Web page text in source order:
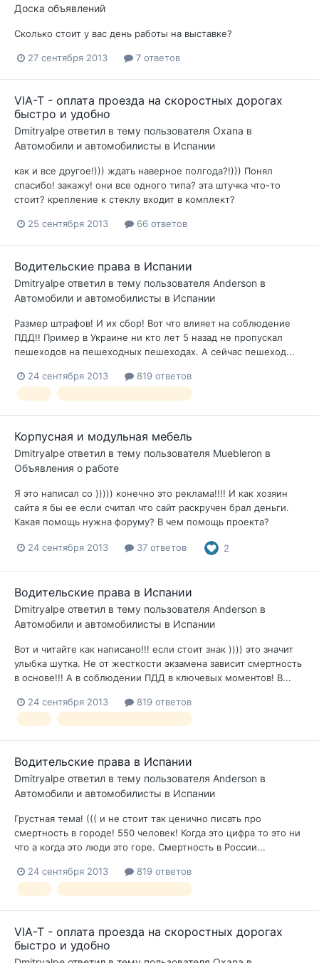
Доска объявлений
Сколько стоит у вас день работы на выставке?
27 сентября 2013 7 ответов
VIA-T - оплата проезда на скоростных дорогах
быстро и удобно
Dmitryalpe ответил в тему пользователя Oxana в
Автомобили и автомобилисты в Испании
как и все другое!))) ждать наверное полгода?!))) Понял
спасибо! закажу! они все одного типа? эта штучка что-то
стоит? крепление к стеклу входит в комплект?
25 сентября 2013 66 ответов
Водительские права в Испании
Dmitryalpe ответил в тему пользователя Anderson в
Автомобили и автомобилисты в Испании
Размер штрафов! И их сбор! Вот что влияет на соблюдение
ПДД!! Пример в Украине ни кто лет 5 назад не пропускал
пешеходов на пешеходных пешеходах. А сейчас пешеход...
24 сентября 2013 819 ответов
Корпусная и модульная мебель
Dmitryalpe ответил в тему пользователя Muebleron в
Объявления о работе
Я это написал со ))))) конечно это реклама!!!! И как хозяин
сайта я бы ее если считал что сайт раскручен брал деньги.
Какая помощь нужна форуму? В чем помощь проекта?
24 сентября 2013 37 ответов 2
Водительские права в Испании
Dmitryalpe ответил в тему пользователя Anderson в
Автомобили и автомобилисты в Испании
Вот и читайте как написано!!! если стоит знак )))) это значит
улыбка шутка. Не от жесткости экзамена зависит смертность
в основе!!! А в соблюдении ПДД в ключевых моментов! В...
24 сентября 2013 819 ответов
Водительские права в Испании
Dmitryalpe ответил в тему пользователя Anderson в
Автомобили и автомобилисты в Испании
Грустная тема! ((( и не стоит так ценично писать про
смертность в городе! 550 человек! Когда это цифра то это ни
что а когда это люди это горе. Смертность в России...
24 сентября 2013 819 ответов
VIA-T - оплата проезда на скоростных дорогах
быстро и удобно